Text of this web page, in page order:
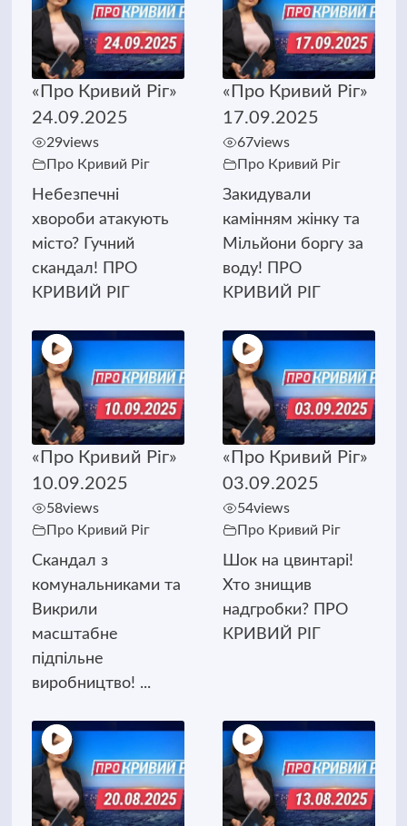
«Про Кривий Ріг»
24.09.2025
29views
Про Кривий Ріг
Небезпечні
хвороби атакують
місто? Гучний
скандал! ПРО
КРИВИЙ РІГ
«Про Кривий Ріг»
17.09.2025
67views
Про Кривий Ріг
Закидували
камінням жінку та
Мільйони боргу за
воду! ПРО
КРИВИЙ РІГ
«Про Кривий Ріг»
10.09.2025
58views
Про Кривий Ріг
Скандал з
комунальниками та
Викрили
масштабне
підпільне
виробництво! ...
«Про Кривий Ріг»
03.09.2025
54views
Про Кривий Ріг
Шок на цвинтарі!
Хто знищив
надгробки? ПРО
КРИВИЙ РІГ